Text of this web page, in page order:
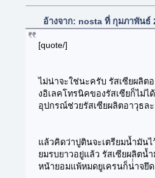
อ้างจาก: nosta ที่ กุมภาพันธ์
[quote/]
ไม่น่าจะใช่นะครับ รัสเซียผลิต
งอิเลคโทรนิคของรัสเซียก็ไม่
อุปกรณ์ช่วยรัสเซียผลิตอาวุธล
แล้วคิดว่าปูตินจะเตรียมน้ำมันไ
ยมรบยาวอยู่แล้ว รัสเซียผลิต
หน้ายอมแพ้หมดยูเครนก็น่่่าจยึ